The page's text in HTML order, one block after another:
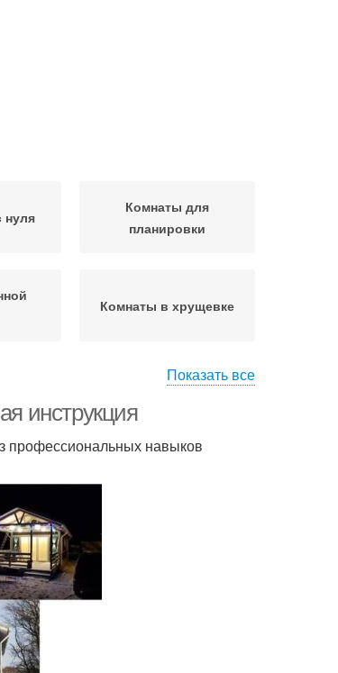
нуля
Комнаты для
планировки
Комнаты в хрущевке
Показать все
инструкция
профессиональных навыков